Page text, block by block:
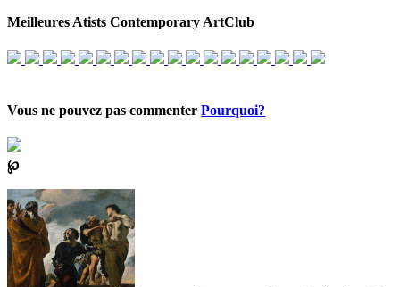
Meilleures Atists Contemporary ArtClub
Vous ne pouvez pas commenter Pourquoi?
℘